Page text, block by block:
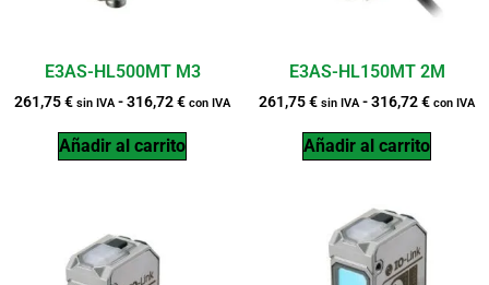
E3AS-HL500MT M3
261,75€ sin IVA -316,72€ con IVA
Añadir al carrito
E3AS-HL150MT 2M
261,75€ sin IVA -316,72€ con IVA
Añadir al carrito